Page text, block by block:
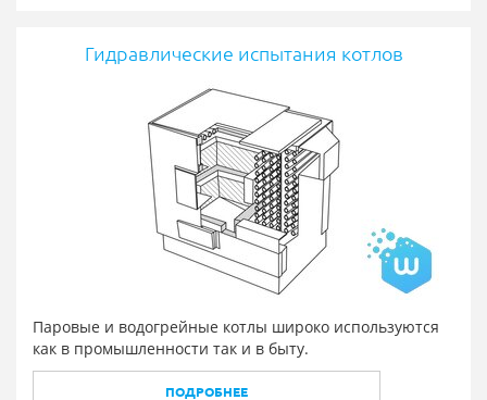
Гидравлические испытания котлов
Паровые и водогрейные котлы широко используются
как в промышленности так и в быту.
ПОДРОБНЕЕ